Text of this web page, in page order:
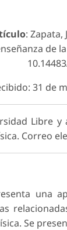
: Zapata,
de
31 de
Libre y
Correo
una
Se